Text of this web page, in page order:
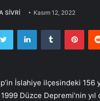
SİVRİ Kasım 12, 2022
Twitter LinkedInTumblr
İslahiye ilçesindeki 156
Düzce Depremi’nin